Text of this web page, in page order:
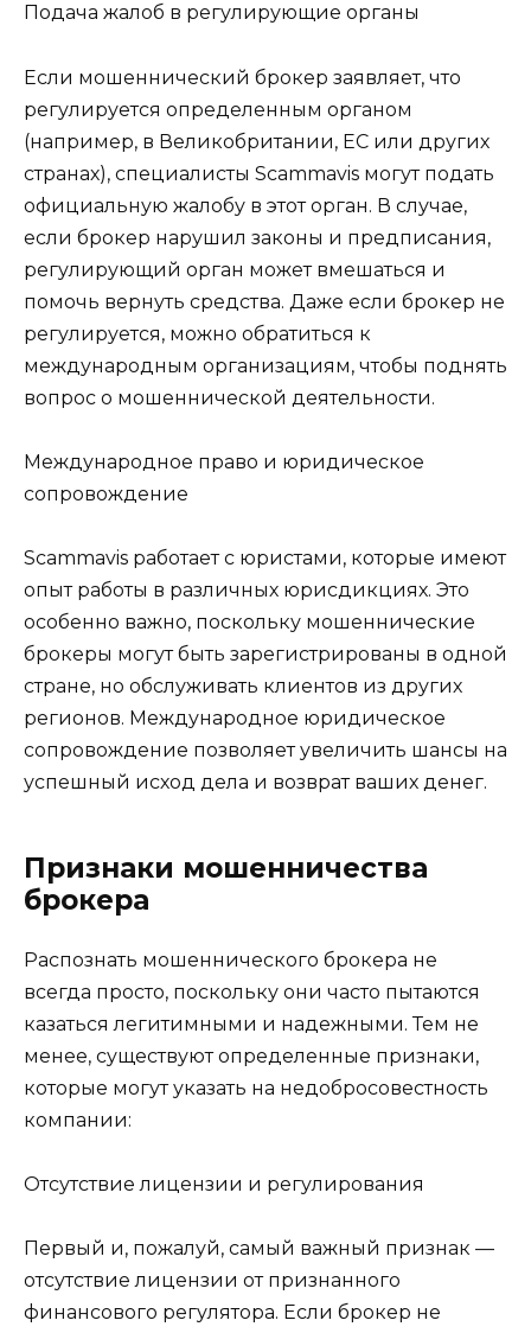
Подача жалоб в регулирующие органы
Если мошеннический брокер заявляет, что
регулируется определенным органом
(например, в Великобритании, ЕС или других
странах), специалисты Scammavis могут подать
официальную жалобу в этот орган. В случае,
если брокер нарушил законы и предписания,
регулирующий орган может вмешаться и
помочь вернуть средства. Даже если брокер не
регулируется, можно обратиться к
международным организациям, чтобы поднять
вопрос о мошеннической деятельности.
Международное право и юридическое
сопровождение
Scammavis работает с юристами, которые имеют
опыт работы в различных юрисдикциях. Это
особенно важно, поскольку мошеннические
брокеры могут быть зарегистрированы в одной
стране, но обслуживать клиентов из других
регионов. Международное юридическое
сопровождение позволяет увеличить шансы на
успешный исход дела и возврат ваших денег.
Признаки мошенничества
брокера
Распознать мошеннического брокера не
всегда просто, поскольку они часто пытаются
казаться легитимными и надежными. Тем не
менее, существуют определенные признаки,
которые могут указать на недобросовестность
компании:
Отсутствие лицензии и регулирования
Первый и, пожалуй, самый важный признак —
отсутствие лицензии от признанного
финансового регулятора. Если брокер не